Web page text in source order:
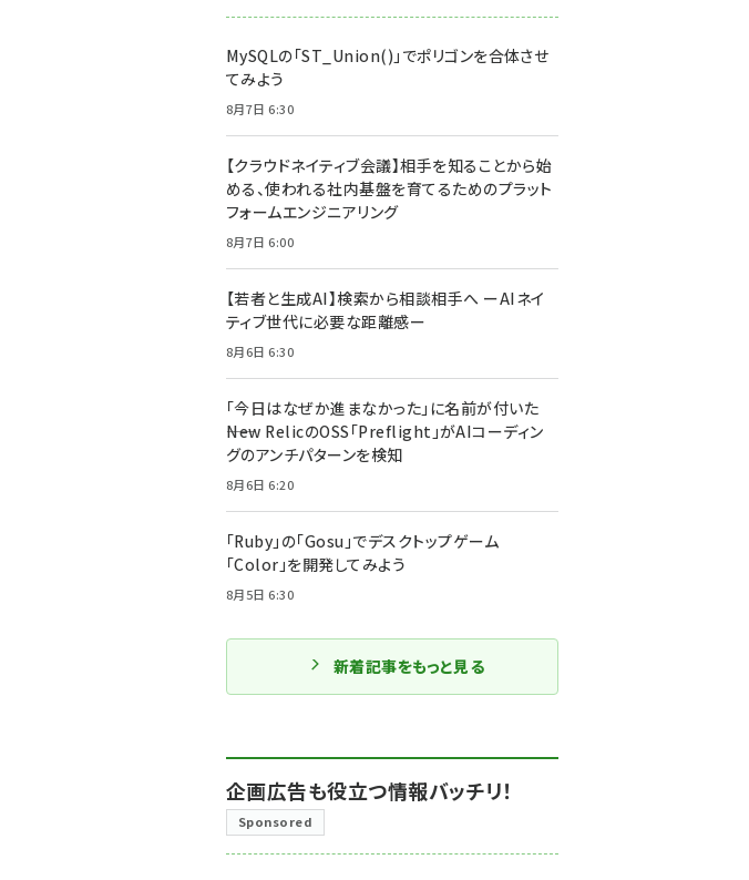
MySQLの「ST_Union()」でポリゴンを合体させ
てみよう
8月7日 6:30
【クラウドネイティブ会議】相手を知ることから始
める、使われる社内基盤を育てるためのプラット
フォームエンジニアリング
8月7日 6:00
【若者と生成AI】検索から相談相手へ ーAIネイ
ティブ世代に必要な距離感ー
8月6日 6:30
「今日はなぜか進まなかった」に名前が付いた
――New RelicのOSS「Preflight」がAIコーディン
グのアンチパターンを検知
8月6日 6:20
「Ruby」の「Gosu」でデスクトップゲーム
「Color」を開発してみよう
8月5日 6:30
新着記事をもっと見る
企画広告も役立つ情報バッチリ！
Sponsored